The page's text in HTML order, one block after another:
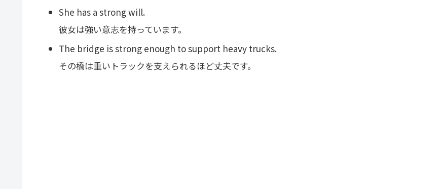
She has a strong will.
彼女は強い意志を持っています。
The bridge is strong enough to support heavy trucks.
その橋は重いトラックを支えられるほど丈夫です。